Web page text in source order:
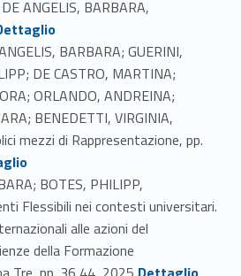
ANGELIS, BARBARA,
50
BARBARA; GUERINI,
DE CASTRO, MARTINA;
ORLANDO, ANDREINA;
BENEDETTI, VIRGINIA,
mezzi di Rappresentazione, pp.
BOTES, PHILIPP,
Flessibili nei contesti universitari.
alle azioni del
della Formazione
Link identifier #identifier_person_154397-52